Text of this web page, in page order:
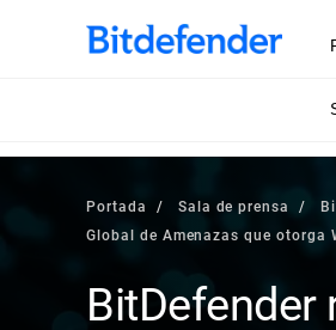
Portada Sala de prensa
Global de Amenazas que otorga
BitDefender